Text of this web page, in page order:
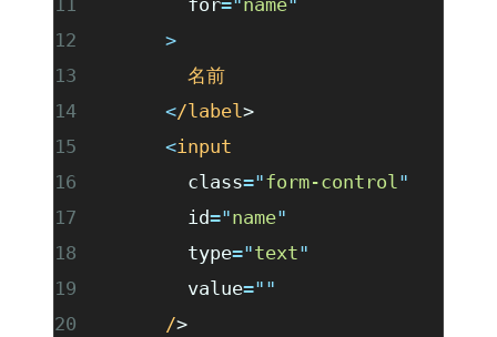
        for
="name"
      >
        名前
      <
/label>
      <
input
        class
="form-control"
        id
="name"
        type
="text"
        value
=""
      /
>